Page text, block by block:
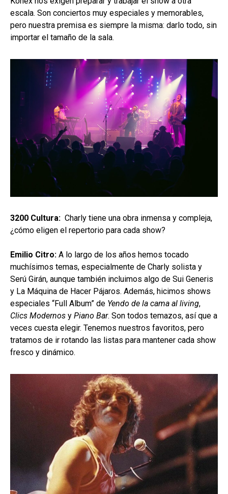
escala. Son conciertos muy especiales y memorables,
pero nuestra premisa es siempre la misma: darlo todo, sin
importar el tamaño de la sala.
3200 Cultura: Charly tiene una obra inmensa y compleja,
¿cómo eligen el repertorio para cada show?
Emilio Citro: A lo largo de los años hemos tocado
muchísimos temas, especialmente de Charly solista y
Serú Girán, aunque también incluimos algo de Sui Generis
y La Máquina de Hacer Pájaros. Además, hicimos shows
especiales “Full Album” de Yendo de la cama al living,
Clics Modernos y Piano Bar. Son todos temazos, así que a
veces cuesta elegir. Tenemos nuestros favoritos, pero
tratamos de ir rotando las listas para mantener cada show
fresco y dinámico.